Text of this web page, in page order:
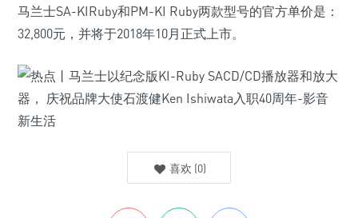
马兰士SA-KIRuby和PM-KI Ruby两款型号的官方单价是：
32,800元，并将于2018年10月正式上市。
喜欢 (0)